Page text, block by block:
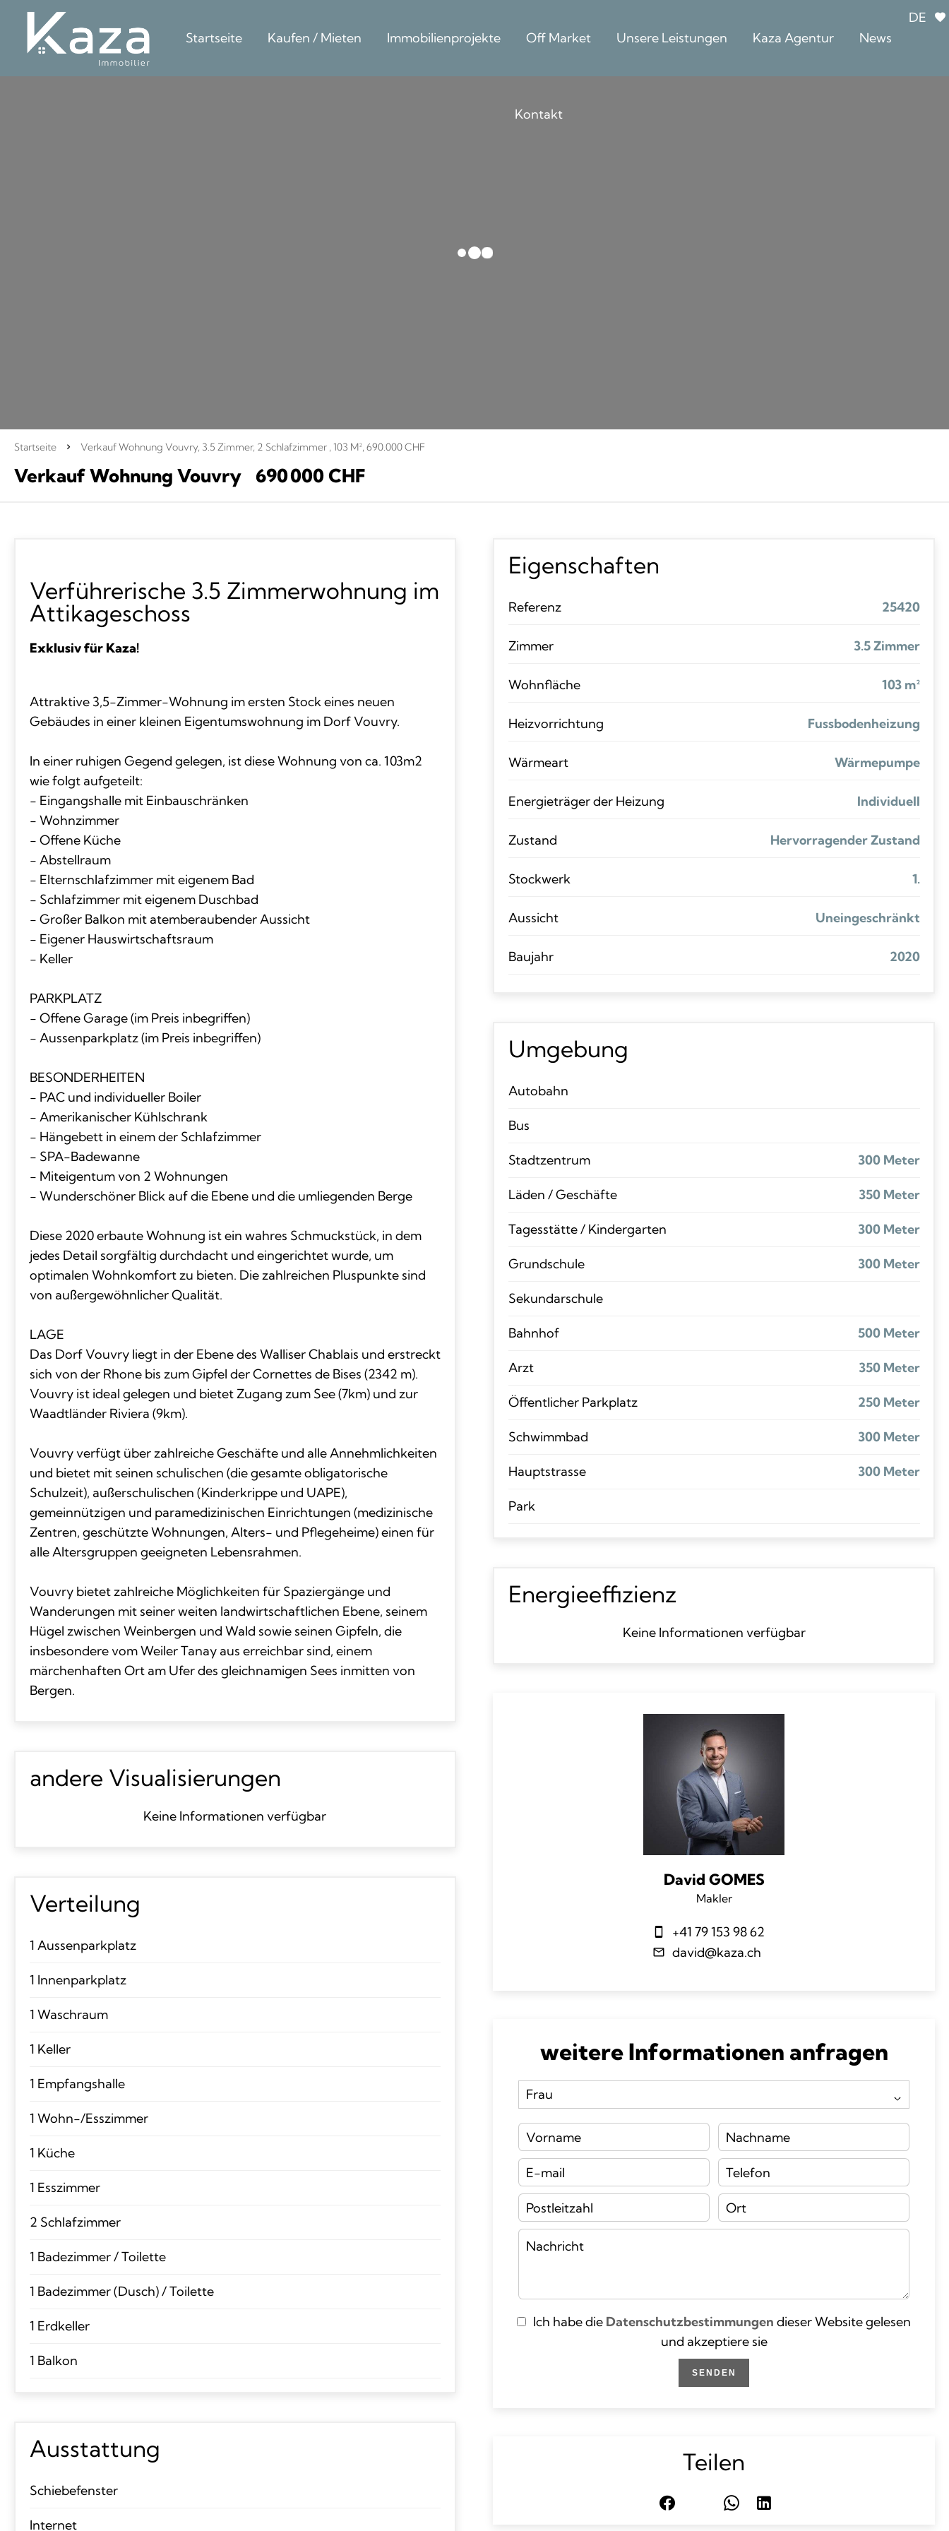
DE
Startseite
Kaufen / Mieten Immobilienprojekte Off Market Unsere Leistungen Kaza Agentur News
Kontakt
Startseite Verkauf Wohnung Vouvry, 3.5 Zimmer, 2 Schlafzimmer , 103 M², 690.000 CHF
Verkauf Wohnung Vouvry 690 000 CHF
Verführerische 3.5 Zimmerwohnung im
Attikageschoss
Exklusiv für Kaza!
Attraktive 3,5-Zimmer-Wohnung im ersten Stock eines neuen
Gebäudes in einer kleinen Eigentumswohnung im Dorf Vouvry.
In einer ruhigen Gegend gelegen, ist diese Wohnung von ca. 103m2
wie folgt aufgeteilt:
- Eingangshalle mit Einbauschränken
- Wohnzimmer
- Offene Küche
- Abstellraum
- Elternschlafzimmer mit eigenem Bad
- Schlafzimmer mit eigenem Duschbad
- Großer Balkon mit atemberaubender Aussicht
- Eigener Hauswirtschaftsraum
- Keller
PARKPLATZ
- Offene Garage (im Preis inbegriffen)
- Aussenparkplatz (im Preis inbegriffen)
BESONDERHEITEN
- PAC und individueller Boiler
- Amerikanischer Kühlschrank
- Hängebett in einem der Schlafzimmer
- SPA-Badewanne
- Miteigentum von 2 Wohnungen
- Wunderschöner Blick auf die Ebene und die umliegenden Berge
Diese 2020 erbaute Wohnung ist ein wahres Schmuckstück, in dem
jedes Detail sorgfältig durchdacht und eingerichtet wurde, um
optimalen Wohnkomfort zu bieten. Die zahlreichen Pluspunkte sind
von außergewöhnlicher Qualität.
LAGE
Das Dorf Vouvry liegt in der Ebene des Walliser Chablais und erstreckt
sich von der Rhone bis zum Gipfel der Cornettes de Bises (2342 m).
Vouvry ist ideal gelegen und bietet Zugang zum See (7km) und zur
Waadtländer Riviera (9km).
Vouvry verfügt über zahlreiche Geschäfte und alle Annehmlichkeiten
und bietet mit seinen schulischen (die gesamte obligatorische
Schulzeit), außerschulischen (Kinderkrippe und UAPE),
gemeinnützigen und paramedizinischen Einrichtungen (medizinische
Zentren, geschützte Wohnungen, Alters- und Pflegeheime) einen für
alle Altersgruppen geeigneten Lebensrahmen.
Vouvry bietet zahlreiche Möglichkeiten für Spaziergänge und
Wanderungen mit seiner weiten landwirtschaftlichen Ebene, seinem
Hügel zwischen Weinbergen und Wald sowie seinen Gipfeln, die
insbesondere vom Weiler Tanay aus erreichbar sind, einem
märchenhaften Ort am Ufer des gleichnamigen Sees inmitten von
Bergen.
andere Visualisierungen
Keine Informationen verfügbar
Verteilung
1 Aussenparkplatz
1 Innenparkplatz
1 Waschraum
1 Keller
1 Empfangshalle
1 Wohn-/Esszimmer
1 Küche
1 Esszimmer
2 Schlafzimmer
1 Badezimmer / Toilette
1 Badezimmer (Dusch) / Toilette
1 Erdkeller
1 Balkon
Ausstattung
Schiebefenster
Internet
Eigenschaften
Referenz 25420
Zimmer 3.5 Zimmer
Wohnfläche 103 m²
Heizvorrichtung Fussbodenheizung
Wärmeart Wärmepumpe
Energieträger der Heizung Individuell
Zustand Hervorragender Zustand
Stockwerk 1.
Aussicht Uneingeschränkt
Baujahr 2020
Umgebung
Autobahn
Bus
Stadtzentrum 300 Meter
Läden / Geschäfte 350 Meter
Tagesstätte / Kindergarten 300 Meter
Grundschule 300 Meter
Sekundarschule
Bahnhof 500 Meter
Arzt 350 Meter
Öffentlicher Parkplatz 250 Meter
Schwimmbad 300 Meter
Hauptstrasse 300 Meter
Park
Energieeffizienz
Keine Informationen verfügbar
David GOMES
Makler
+41 79 153 98 62
david@kaza.ch
weitere Informationen anfragen
Ich habe die Datenschutzbestimmungen dieser Website gelesen
und akzeptiere sie
SENDEN
Teilen